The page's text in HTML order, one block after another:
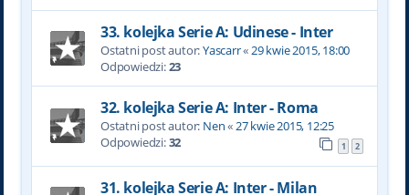
33. kolejka Serie A: Udinese - Inter
Ostatni post autor:Yascarr«29 kwie 2015, 18:00
Odpowiedzi:23
32. kolejka Serie A: Inter - Roma
Ostatni post autor: Nen«27 kwie 2015, 12:25
Odpowiedzi:32 1 2
31. kolejka Serie A: Inter - Milan